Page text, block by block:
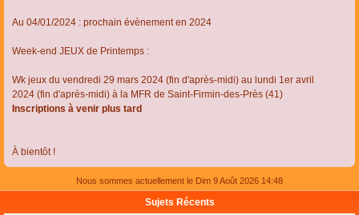
Au 04/01/2024 : prochain évènement en 2024
Week-end JEUX de Printemps :
Wk jeux du vendredi 29 mars 2024 (fin d'après-midi) au lundi 1er avril
2024 (fin d'après-midi) à la MFR de Saint-Firmin-des-Près (41)
Inscriptions à venir plus tard
À bientôt !
Nous sommes actuellement le Dim 9 Août 2026 14:48
Sujets Récents